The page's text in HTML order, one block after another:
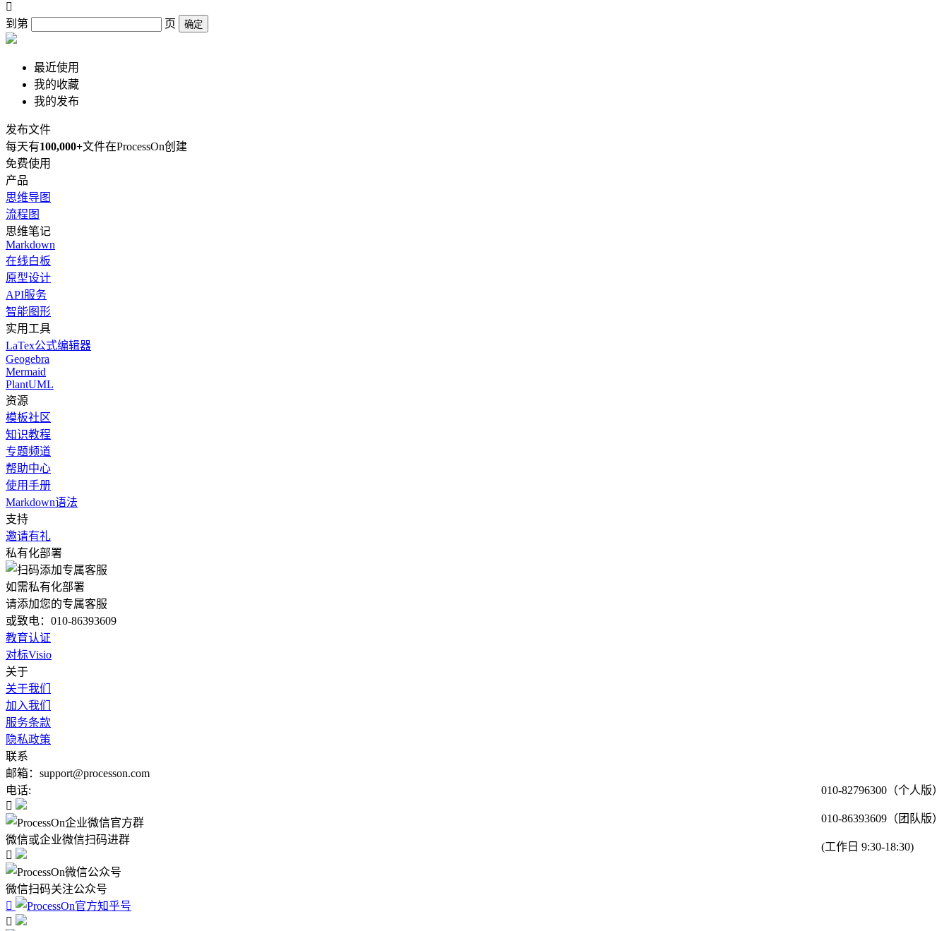

到第
页 确定
最近使用
我的收藏
我的发布
发布文件
每天有100,000+文件在ProcessOn创建
免费使用
产品
思维导图
流程图
思维笔记
Markdown
在线白板
原型设计
API服务
智能图形
实用工具
LaTex公式编辑器
Geogebra
Mermaid
PlantUML
资源
模板社区
知识教程
专题频道
帮助中心
使用手册
Markdown语法
支持
邀请有礼
私有化部署
如需私有化部署
请添加您的专属客服
或致电：010-86393609
教育认证
对标Visio
关于
关于我们
加入我们
服务条款
隐私政策
联系
邮箱：support@processon.com
电话:
010-82796300（个人版）
010-86393609（团队版）
(工作日 9:30-18:30)

微信或企业微信扫码进群

微信扫码关注公众号

